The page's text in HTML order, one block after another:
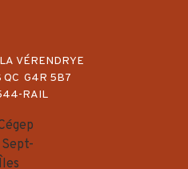
VÉRENDRYE
QC G4R 5B7
RAIL